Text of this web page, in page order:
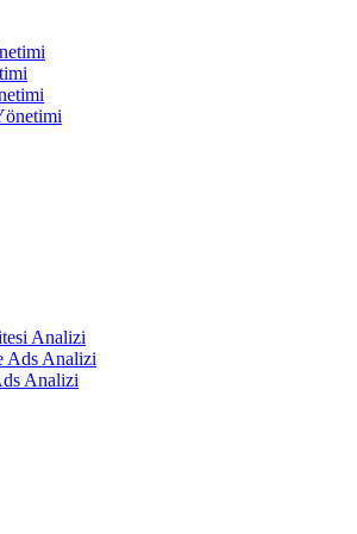
Analizi
Ads Analizi
Analizi